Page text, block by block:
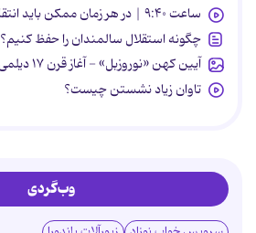
ساعت ۹:۴۰ | در هر زمان ممکن باید انتقامشان را پس بدهند
چگونه استقلال سالمندان را حفظ کنیم؟
آیین کهن «نوروزبل» - آغاز قرن ۱۷ دیلمی
تاوان زیاد نشستن چیست؟
وب‌گردی